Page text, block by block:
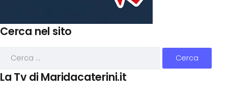
Cerca nel sito
La Tv di Maridacaterini.it